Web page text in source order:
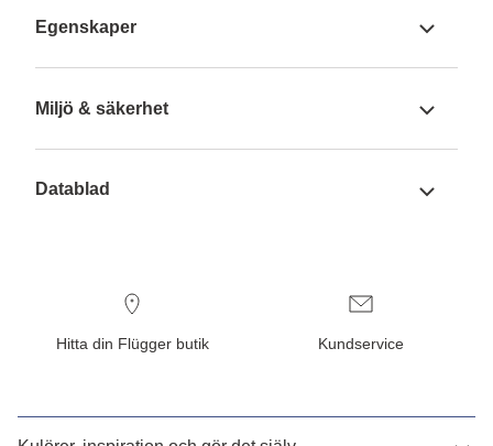
Egenskaper
Miljö & säkerhet
Datablad
Hitta din Flügger butik Kundservice